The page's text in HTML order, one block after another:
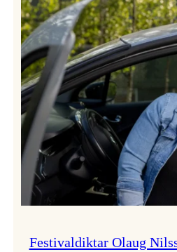
Festivaldiktar Olaug